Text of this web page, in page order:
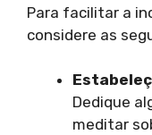
Para facilitar a
considere as
Dedique
meditar